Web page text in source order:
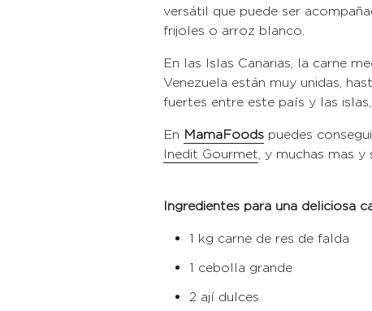
versátil que puede ser
frijoles o arroz blanco.
En las Islas Canarias, la carne
Venezuela están muy unidas,
fuertes entre este país y las
En MamaFoodspuedes
Inedit Gourmet, y muchas mas
Ingredientes para una deliciosa
1 kg carne de res de falda
1 cebolla grande
2 ají dulces